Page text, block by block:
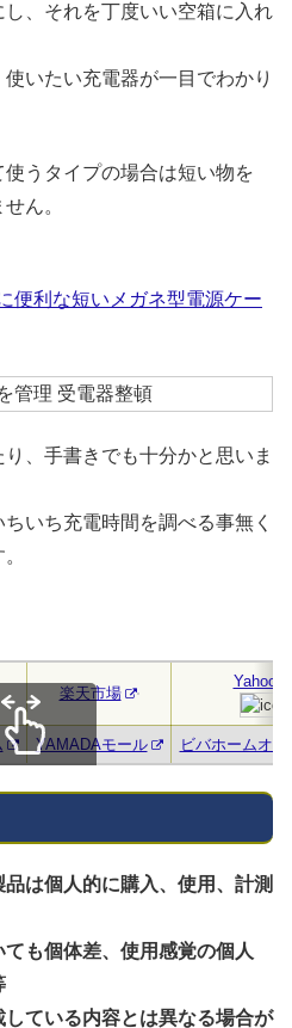
、それを丁度いい空箱に入れ
いたい充電器が一目でわかり
うタイプの場合は短い物を
ん。
便利な短いメガネ型電源ケー
、手書きでも十分かと思いま
いち充電時間を調べる事無く
楽天市場
Yahoo!
YAMADAモール ビバホームオ
は個人的に購入、使用、計測
も個体差、使用感覚の個人
ている内容とは異なる場合が